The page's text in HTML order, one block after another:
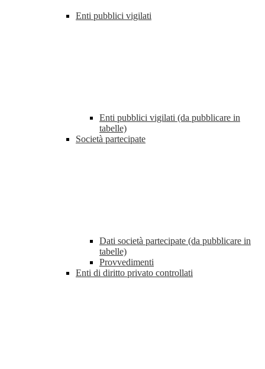
Enti pubblici vigilati
Enti pubblici vigilati (da pubblicare in
tabelle)
Società partecipate
Dati società partecipate (da pubblicare in
tabelle)
Provvedimenti
Enti di diritto privato controllati